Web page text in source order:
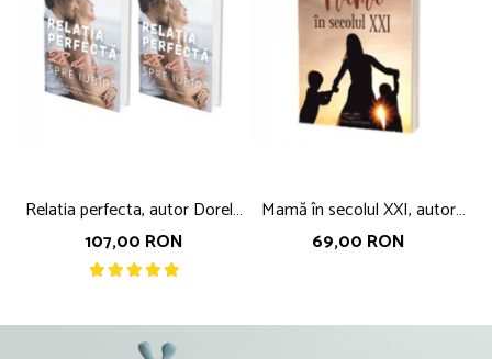
Relatia perfecta, autor Dorela
Iepan
107,00 RON
Mamă în secolul XXI, autor
Nicoleta Fotău
69,00 RON